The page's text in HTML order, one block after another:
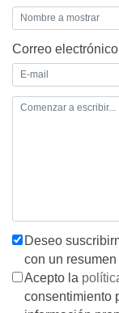
Correo
Deseo
con un
Acepto la
consentimiento